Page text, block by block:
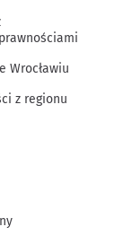
Wrocławiu
z regionu